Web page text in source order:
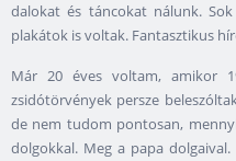
dalokat és táncokat nálunk.
plakátok is voltak. Fantasztikus
Már 20 éves voltam, amikor
zsidótörvények persze
de nem tudom pontosan,
dolgokkal. Meg a papa